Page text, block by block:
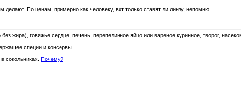
По ценам, примерно как человеку, вот только ставят ли линзу, непомню.
жира), говяжье сердце, печень, перепелинное яйцо или вареное куринное, творог,
специи и консервы.
сокольниках. Почему?